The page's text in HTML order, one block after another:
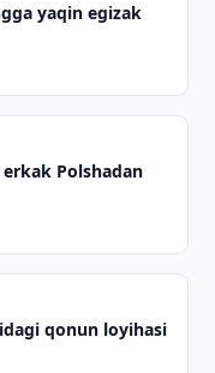
yaqin egizak
Polshadan
qonun loyihasi